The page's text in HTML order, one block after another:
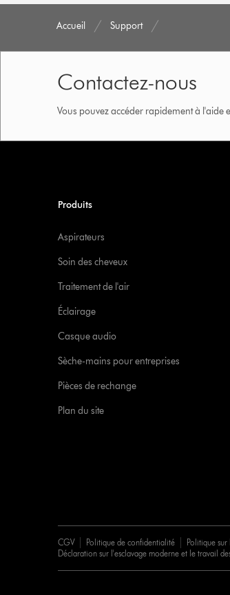
Accueil Support
Contactez-nous
Vous pouvez accéder rapidement à l'aide
Produits
Aspirateurs
Soin des cheveux
Traitement de l'air
Éclairage
Casque audio
Sèche-mains pour entreprises
Pièces de rechange
Plan du site
CGV Politique de confidentialité Politique sur
Déclaration sur l'esclavage moderne et le travail